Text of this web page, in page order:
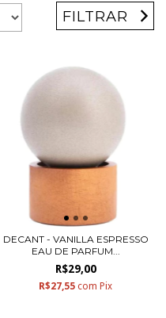
FILTRAR
DECANT - VANILLA ESPRESSO
EAU DE PARFUM...
R$29,00
R$27,55 com Pix